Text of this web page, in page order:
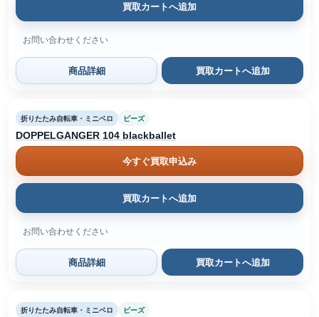
買取カートへ追加
お問い合わせください
商品詳細 買取カートへ追加
折りたたみ自転車・ミニベロ ビーズ
DOPPELGANGER 104 blackballet
今すぐ買取申込み
買取カートへ追加
お問い合わせください
商品詳細 買取カートへ追加
折りたたみ自転車・ミニベロ ビーズ